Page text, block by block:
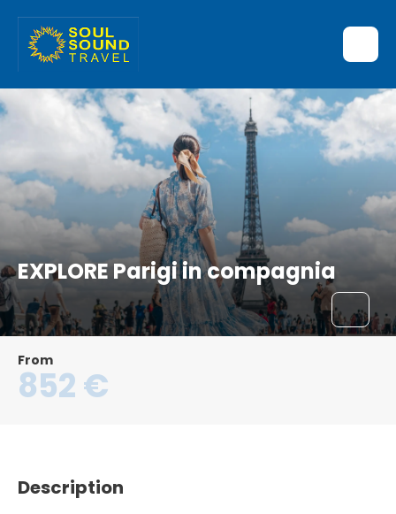
EXPLORE Parigi in compagnia
From
852 €
Description